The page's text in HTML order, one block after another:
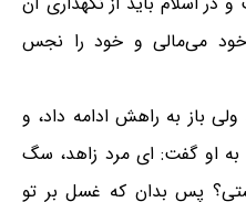
می‌مالی و خود را نجس
باز به راهش ادامه داد، و
به او گفت: ای مرد زاهد، سگ
پس بدان که غسل بر تو